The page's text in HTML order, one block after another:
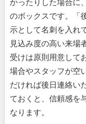
かったりした場合に
のボックスです。「
示として名刺を入れ
見込み度の高い来場
受けは原則用意して
場合やスタッフが空
だければ後日連絡い
ておくと、信頼感を
なります。